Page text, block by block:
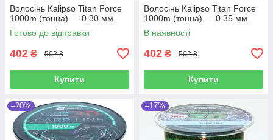
Волосінь Kalipso Titan Force
1000m (тонна) — 0.30 мм.
Готово до відправки
402 ₴ 502 ₴
Купити
Волосінь Kalipso Titan Force
1000m (тонна) — 0.35 мм.
В наявності
402 ₴ 502 ₴
Купити
–20% –17%